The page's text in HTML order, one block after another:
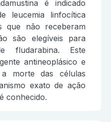
é indicado
leucemia linfocítica
que não receberam
são elegíveis para
fludarabina. Este
antineoplásico e
morte das células
exato de ação
conhecido.